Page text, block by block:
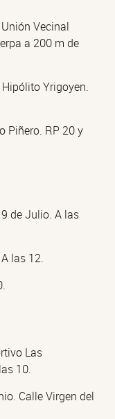
Vecinal
a 200 m de
Yrigoyen.
Piñero. RP 20 y
de Julio. A las
las 12.
Las
10.
Calle Virgen del